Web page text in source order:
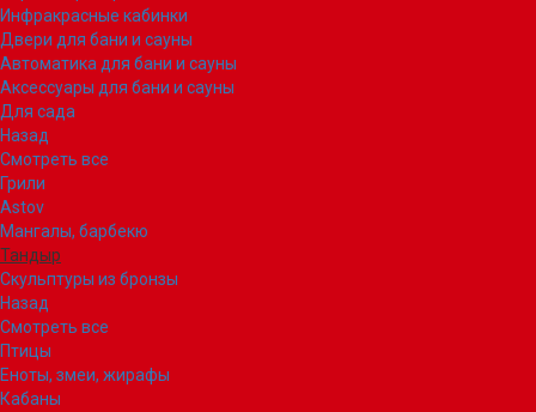
Инфракрасные кабинки
Двери для бани и сауны
Автоматика для бани и сауны
Аксессуары для бани и сауны
Для сада
Назад
Смотреть все
Грили
Astov
Мангалы, барбекю
Тандыр
Скульптуры из бронзы
Назад
Смотреть все
Птицы
Еноты, змеи, жирафы
Кабаны